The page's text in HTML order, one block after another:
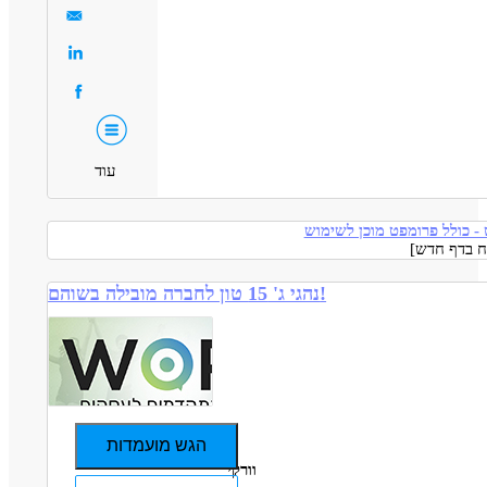
עוד
כולל פרומפט מוכן לשימוש
נהגי ג' 15 טון לחברה מובילה בשוהם!
הגש מועמדות
וורקי